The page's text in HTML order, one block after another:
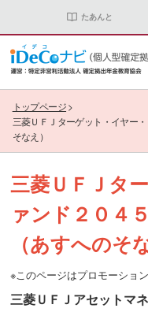
たあんと
トップページ>
三菱ＵＦＪターゲット・イヤー
そなえ）
三菱ＵＦＪタ
ァンド２０４
（あすへのそ
※このページはプロモーショ
三菱ＵＦＪアセットマ